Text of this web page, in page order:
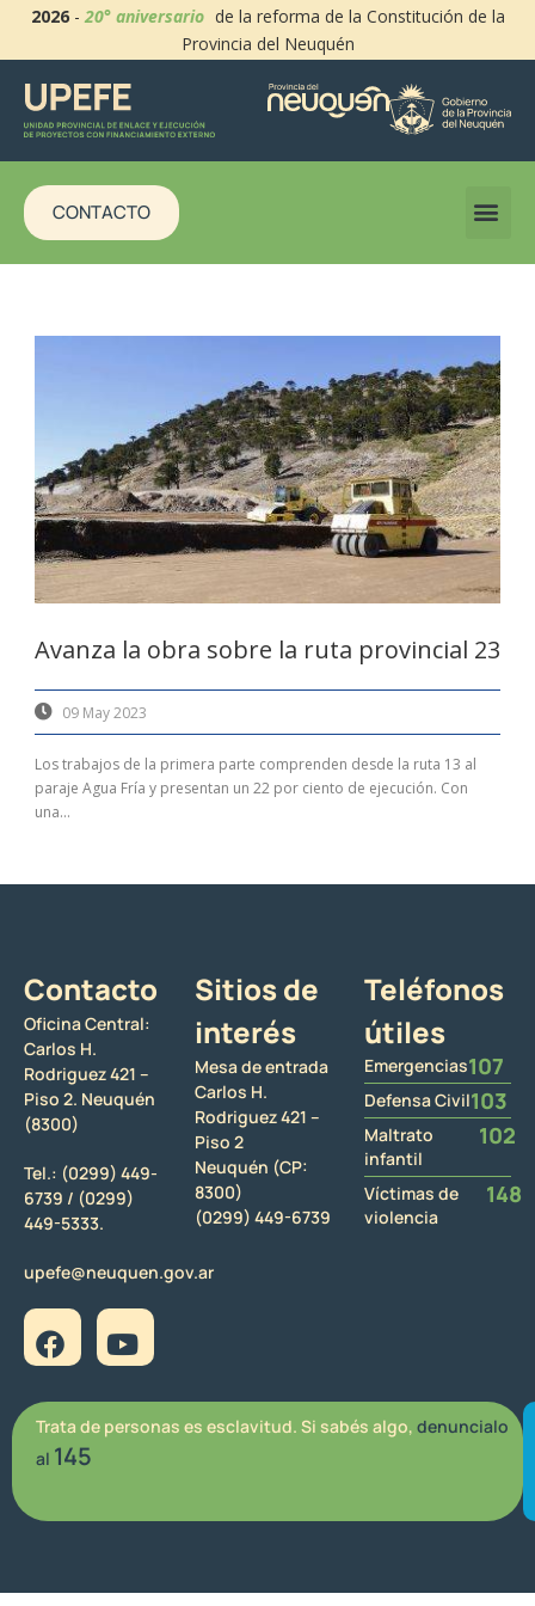
2026-20° aniversario de la reforma de la Constitución de la
Provincia del Neuquén
CONTACTO
Avanza la obra sobre la ruta provincial 23
09 May 2023
Los trabajos de la primera parte comprenden desde la ruta 13 al
paraje Agua Fría y presentan un 22 por ciento de ejecución. Con
una...
Contacto
Oficina Central:
Carlos H.
Rodriguez 421 –
Piso 2. Neuquén
(8300)
Tel.: (0299) 449-
6739 / (0299)
449-5333.
upefe@neuquen.gov.ar
Sitios de
interés
Mesa de entrada
Carlos H.
Rodriguez 421 –
Piso 2
Neuquén (CP:
8300)
(0299) 449-6739
Teléfonos
útiles
Emergencias107
Defensa Civil103
Maltrato
infantil
102
Víctimas de
violencia
148
Trata de personas es esclavitud. Si sabés algo, denuncialo
al 145